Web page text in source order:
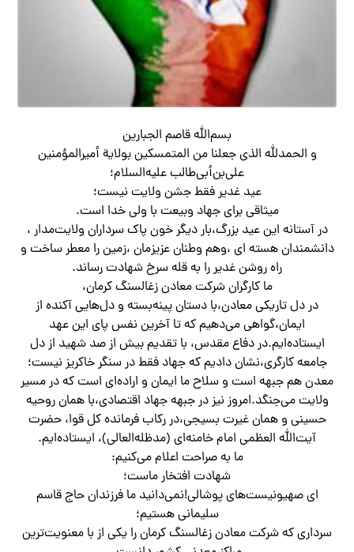
بسم‌الله قاصم الجبارین
و الحمدلله الذی جعلنا من المتمسکین بولایة أمیرالمؤمنین
علی‌بن‌أبی‌طالب علیه‌السلام؛
عید غدیر فقط جشن ولایت نیست؛
میثاقی برای جهاد وبیعت با ولی خدا است.
در آستانه این عید بزرگ،بار دیگر خون پاک سرداران ولایت‌مدار ،
دانشمندان هسته ای ،وهم وطنان عزیزمان ،زمین را معطر ساخت و
راه روشن غدیر را به قله‌ سرخ شهادت رساند.
ما کارگران شرکت معادن زغالسنگ کرمان،
در دل تاریکی معادن،با دستان پینه‌بسته و دل‌هایی آکنده از
ایمان،گواهی می‌دهیم که تا آخرین نفس پای این عهد
ایستاده‌ایم.در دفاع مقدس، با تقدیم بیش از صد شهید از دل
جامعه کارگری،نشان دادیم که جهاد فقط در سنگر خاکریز نیست؛
معدن هم جبهه است و سلاح ما ایمان و اراده‌ای است که در مسیر
ولایت می‌جنگد.امروز نیز در جبهه جهاد اقتصادی،با همان روحیه
حسینی و همان غیرت بسیجی،در رکاب فرمانده کل قوا، حضرت
آیت‌الله العظمی امام خامنه‌ای (مدظله‌العالی)، ایستاده‌ایم.
ما به صراحت اعلام می‌کنیم:
شهادت افتخار ماست؛
ای صهیونیست‌های پوشالی!نمی‌دانید ما فرزندان حاج قاسم
سلیمانی هستیم؛
سرداری که شرکت معادن زغالسنگ کرمان را یکی از با معنویت‌ترین